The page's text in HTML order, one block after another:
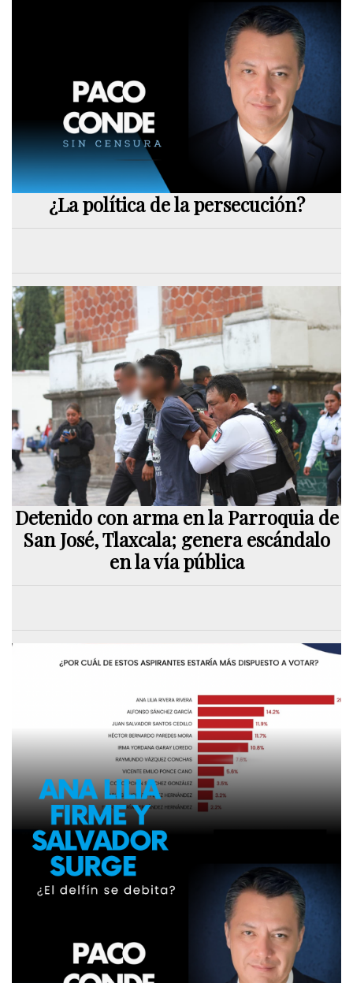
¿La política de la persecución?
Detenido con arma en la Parroquia de
San José, Tlaxcala; genera escándalo
en la vía pública